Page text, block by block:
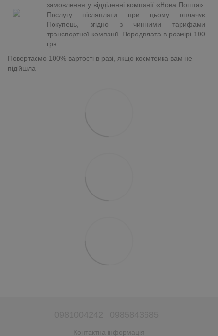
замовлення у відділенні компанії «Нова Пошта».
Послугу післяплати при цьому оплачує
Покупець, згідно з чинними тарифами
транспортної компанії. Передплата в розмірі 100
грн
Повертаємо 100% вартості в разі, якщо космтеика вам не
підійшла
Контактна інформація